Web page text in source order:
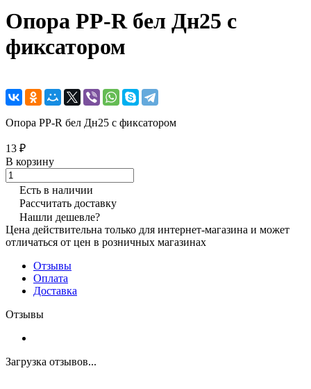
Опора PP-R бел Дн25 с
фиксатором
Опора PP-R бел Дн25 с фиксатором
13 ₽
В корзину
Есть в наличии
Рассчитать доставку
Нашли дешевле?
Цена действительна только для интернет-магазина и может
отличаться от цен в розничных магазинах
Отзывы
Оплата
Доставка
Отзывы
Загрузка отзывов...